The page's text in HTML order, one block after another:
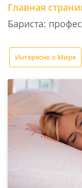
Главная
Бариста:
Интересно о Мире